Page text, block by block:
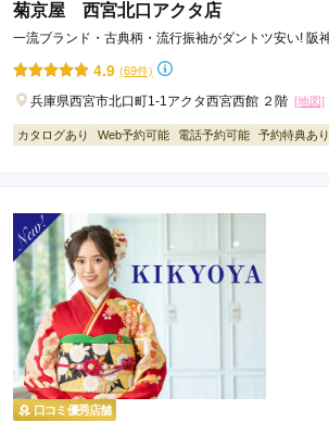
菊京屋 西宮北口アクタ店
一流ブランド・古典柄・流行振袖がダントツ安い! 阪
4.9 (69件)
兵庫県西宮市北口町1-1アクタ西宮西館 ２階 [地図]
カタログあり Web予約可能 電話予約可能 予約特典あり
口コミ優秀店舗